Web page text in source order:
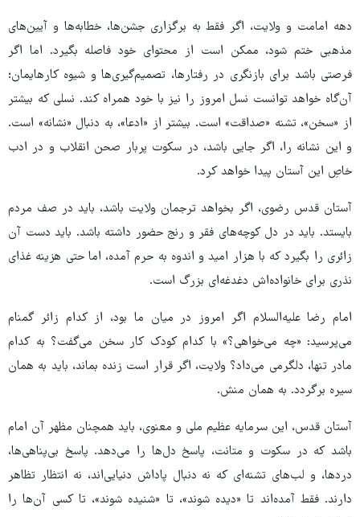
دهه امامت و ولایت، اگر فقط به برگزاری جشن‌ها، خطابه‌ها و آیین‌های
مذهبی ختم شود، ممکن است از محتوای خود فاصله بگیرد. اما اگر
فرصتی باشد برای بازنگری در رفتارها، تصمیم‌گیری‌ها و شیوه کارهایمان؛
آن‌گاه خواهد توانست نسل امروز را نیز با خود همراه کند. نسلی که بیشتر
از «سخن»، تشنه «صداقت» است. بیشتر از «ادعا»، به دنبال «نشانه» است.
و این نشانه را، اگر جایی باشد، در سکوت پربار صحن انقلاب و در ادب
خاصِ این آستان پیدا خواهد کرد.
آستان قدس رضوی، اگر بخواهد ترجمان ولایت باشد، باید در صف مردم
بایستد. باید در دل کوچه‌های فقر و رنج حضور داشته باشد. باید دست آن
زائری را بگیرد که با هزار امید و اندوه به حرم آمده، اما حتی هزینه غذای
نذری برای خانواده‌اش دغدغه‌ای بزرگ است.
امام رضا علیه‌السلام اگر امروز در میان ما بود، از کدام زائر گمنام
می‌پرسید: «چه می‌خواهی؟» با کدام کودک کار سخن می‌گفت؟ به کدام
مادر تنها، دلگرمی می‌داد؟ ولایت، اگر قرار است زنده بماند، باید به همان
سیره برگردد. به همان منش.
آستان قدس، این سرمایه عظیم ملی و معنوی، باید همچنان مظهر آن امام
باشد که در سکوت و متانت، پاسخ دل‌ها را می‌دهد. پاسخ بی‌پناهی‌ها،
دردها، و لب‌های تشنه‌ای که نه دنبال پاداش دنیایی‌اند، نه انتظار تظاهر
دارند. فقط آمده‌اند تا «دیده شوند»، تا «شنیده شوند»، تا کسی آن‌ها را